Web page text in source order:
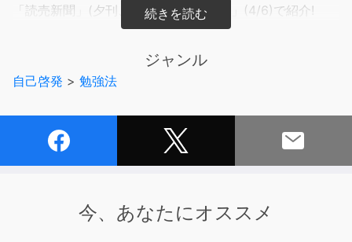
「読売新聞」(夕刊、4/8)、「産経新聞」(4/6)で紹介!
偏差値35からの東大合格を支えた「最強のアウトプット
「説得力」があり、「読者を引き込む」文章が「スラス
ジャンル
自己啓発 > 勉強法
今、あなたにオススメ